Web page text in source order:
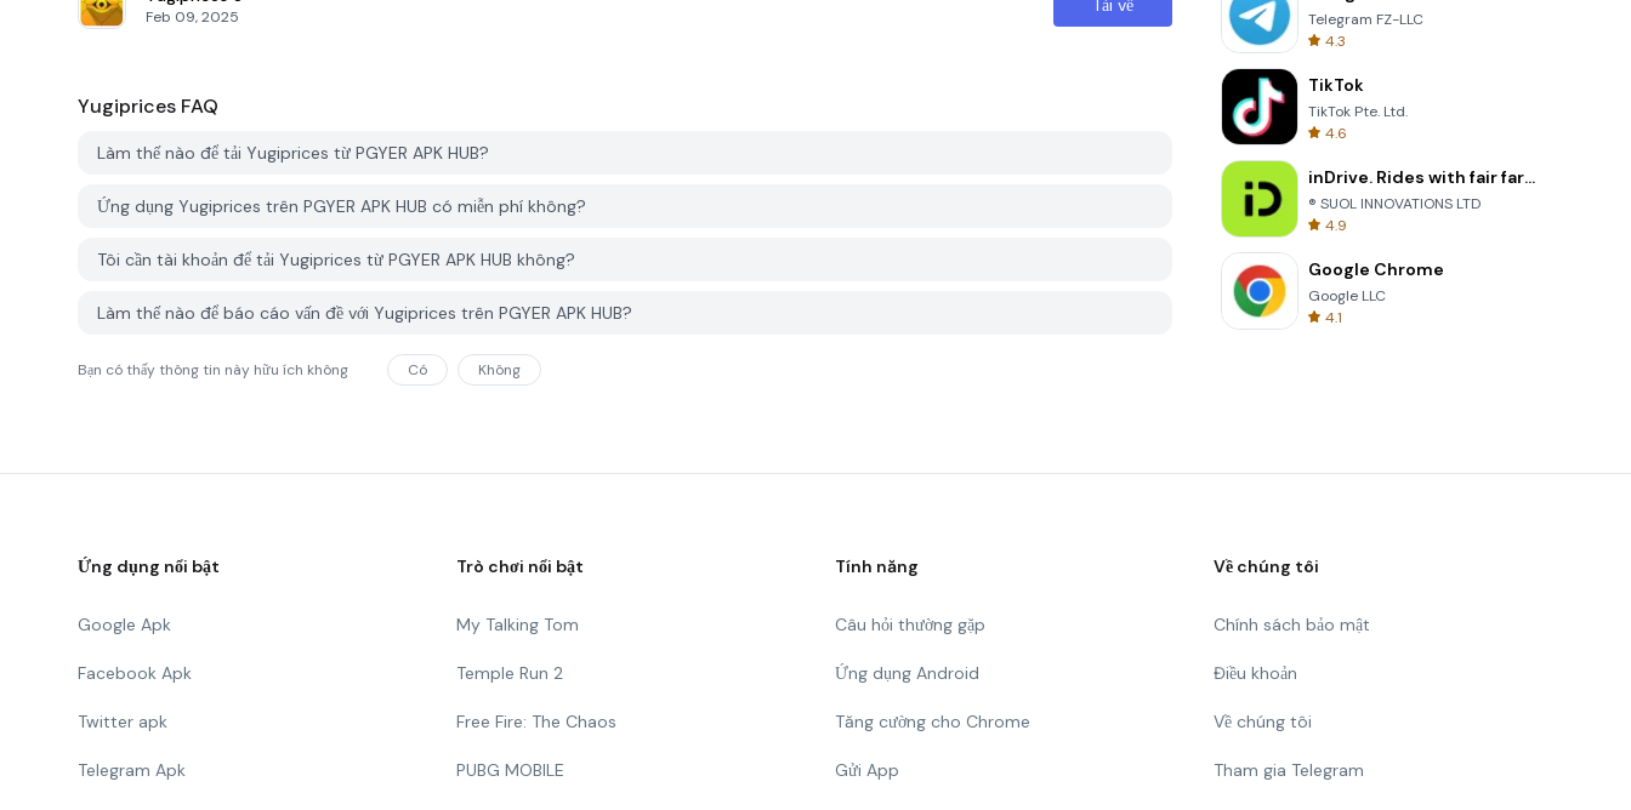
Feb 09, 2025
Tải về
Yugiprices FAQ
Làm thế nào để tải Yugiprices từ PGYER APK HUB?
Ứng dụng Yugiprices trên PGYER APK HUB có miễn phí không?
Tôi cần tài khoản để tải Yugiprices từ PGYER APK HUB không?
Làm thế nào để báo cáo vấn đề với Yugiprices trên PGYER APK HUB?
Bạn có thấy thông tin này hữu ích không Có Không
Telegram FZ-LLC
4.3
TikTok
TikTok Pte. Ltd.
4.6
inDrive. Rides with fair fares
® SUOL INNOVATIONS LTD
4.9
Google Chrome
Google LLC
4.1
Ứng dụng nổi bật
Google Apk
Facebook Apk
Twitter apk
Telegram Apk
Trò chơi nổi bật
My Talking Tom
Temple Run 2
Free Fire: The Chaos
PUBG MOBILE
Tính năng
Câu hỏi thường gặp
Ứng dụng Android
Tăng cường cho Chrome
Gửi App
Về chúng tôi
Chính sách bảo mật
Điều khoản
Về chúng tôi
Tham gia Telegram